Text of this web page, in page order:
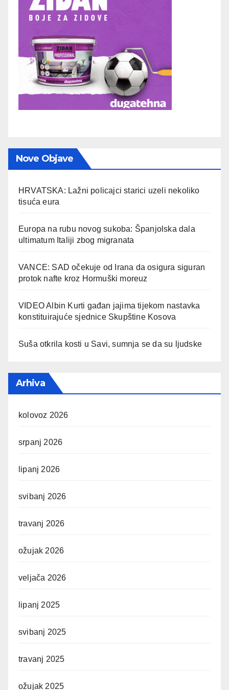
Nove Objave
HRVATSKA: Lažni policajci starici uzeli nekoliko
tisuća eura
Europa na rubu novog sukoba: Španjolska dala
ultimatum Italiji zbog migranata
VANCE: SAD očekuje od Irana da osigura siguran
protok nafte kroz Hormuški moreuz
VIDEO Albin Kurti gađan jajima tijekom nastavka
konstituirajuće sjednice Skupštine Kosova
Suša otkrila kosti u Savi, sumnja se da su ljudske
Arhiva
kolovoz 2026
srpanj 2026
lipanj 2026
svibanj 2026
travanj 2026
ožujak 2026
veljača 2026
lipanj 2025
svibanj 2025
travanj 2025
ožujak 2025